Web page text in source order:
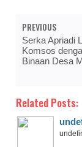
PREVIOUS
Serka Apriadi
Komsos
Binaan Desa
Related Posts: